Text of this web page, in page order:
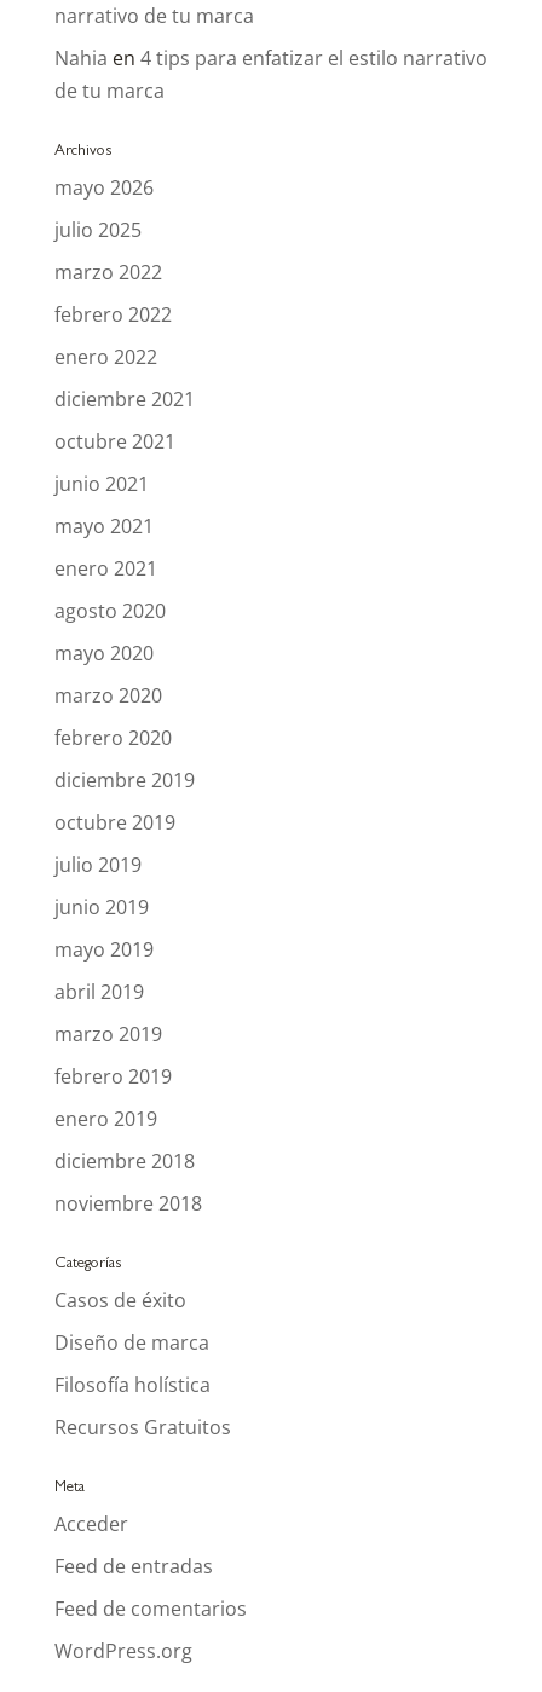
narrativo de tu marca
Nahia en 4 tips para enfatizar el estilo narrativo
de tu marca
Archivos
mayo 2026
julio 2025
marzo 2022
febrero 2022
enero 2022
diciembre 2021
octubre 2021
junio 2021
mayo 2021
enero 2021
agosto 2020
mayo 2020
marzo 2020
febrero 2020
diciembre 2019
octubre 2019
julio 2019
junio 2019
mayo 2019
abril 2019
marzo 2019
febrero 2019
enero 2019
diciembre 2018
noviembre 2018
Categorías
Casos de éxito
Diseño de marca
Filosofía holística
Recursos Gratuitos
Meta
Acceder
Feed de entradas
Feed de comentarios
WordPress.org